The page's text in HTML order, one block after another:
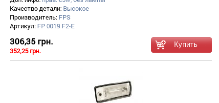
Качество детали: Высокое
Производитель: FPS
Артикул: FP 0019 F2-E
306,35 грн.
352,25 грн.